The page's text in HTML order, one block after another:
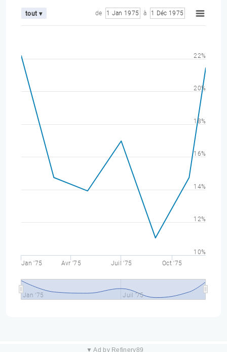
tout ▾ de 1 Jan 1975 à 1 Déc 1975
Jan '75 Avr '75 Juil '75 Oct '75
Jan '75 Juil '75
10%
12%
14%
16%
18%
20%
22%
▼ Ad by Refinery89